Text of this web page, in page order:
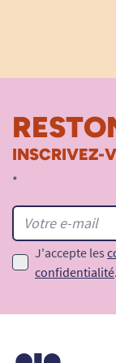
INSCRIVEZ-
*
J'accepte les
confidentialité.